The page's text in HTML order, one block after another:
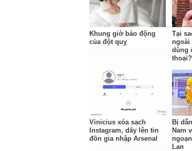
Khung giờ báo động
của đột quỵ
Tại
ngoài
dùng
thoại?
Vinicius xóa sạch
Instagram, dấy lên tin
đồn gia nhập Arsenal
Bị
Nam
Lan